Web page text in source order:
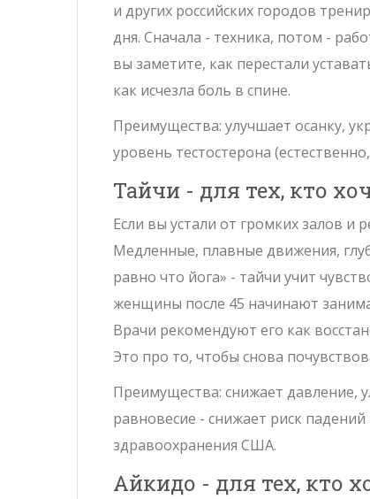
и других российских городов
дня. Сначала - техника, потом -
вы заметите, как перестали
как исчезла боль в спине.
Преимущества: улучшает осанку,
уровень тестостерона
Тайчи - для тех, кто
Если вы устали от громких залов и
Медленные, плавные движения,
равно что йога» - тайчи учит
женщины после 45 начинают
Врачи рекомендуют его как
Это про то, чтобы снова
Преимущества: снижает давление,
равновесие - снижает риск
здравоохранения США.
Айкидо - для тех, кто